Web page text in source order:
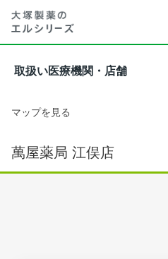
取扱い医療機関・店舗
マップを見る
萬屋薬局 江俣店